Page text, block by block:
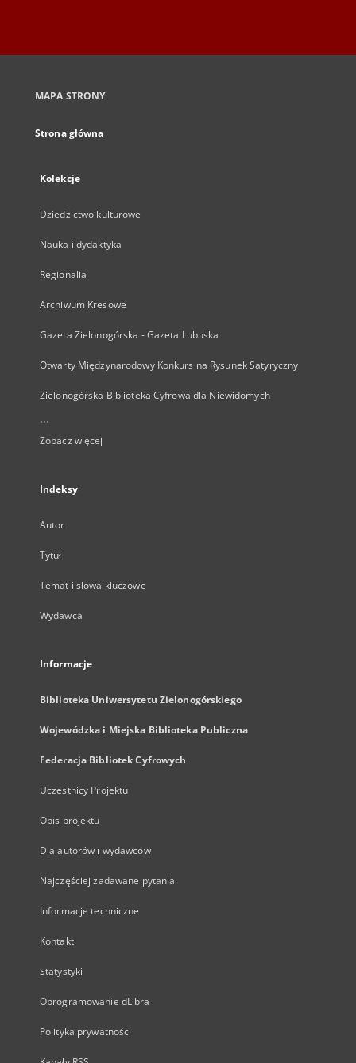
MAPA STRONY
Strona główna
Kolekcje
Dziedzictwo kulturowe
Nauka i dydaktyka
Regionalia
Archiwum Kresowe
Gazeta Zielonogórska - Gazeta Lubuska
Otwarty Międzynarodowy Konkurs na Rysunek Satyryczny
Zielonogórska Biblioteka Cyfrowa dla Niewidomych
...
Zobacz więcej
Indeksy
Autor
Tytuł
Temat i słowa kluczowe
Wydawca
Informacje
Biblioteka Uniwersytetu Zielonogórskiego
Wojewódzka i Miejska Biblioteka Publiczna
Federacja Bibliotek Cyfrowych
Uczestnicy Projektu
Opis projektu
Dla autorów i wydawców
Najczęściej zadawane pytania
Informacje techniczne
Kontakt
Statystyki
Oprogramowanie dLibra
Polityka prywatności